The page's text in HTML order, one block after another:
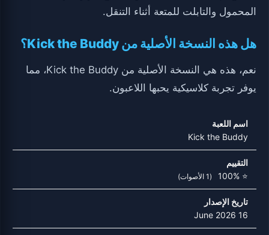
المحمول والتابلت للمتعة أثناء التنقل.
هل هذه النسخة الأصلية من Kick the Buddy؟
نعم، هذه هي النسخة الأصلية من Kick the Buddy، مما
يوفر تجربة كلاسيكية يحبها اللاعبون.
اسم اللعبة
Kick the Buddy
التقييم
⭐ 100%
(1 الأصوات)
تاريخ الإصدار
16 June 2026